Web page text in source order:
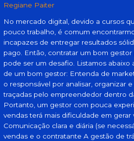
Regiane Paiter
No mercado digital, devido a cursos
pouco trabalho, é comum
incapazes de entregar resultados
pago. Então, contratar um bom
pode ser um desafio. Listamos abaixo
de um bom gestor: Entenda de
o responsável por analisar, organizar
traçadas pelo empreendedor dentro
Portanto, um gestor com pouca
vendas terá mais dificuldade em gerar
Comunicação clara e diária (se
vendas e o contratante A gestão de